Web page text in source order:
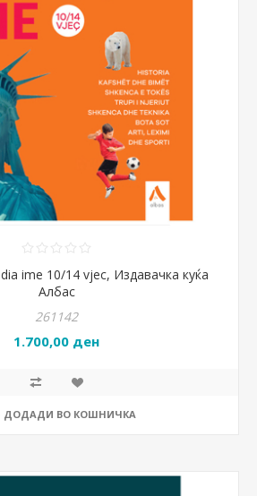
ime 10/14 vjec, Издавачка куќа
Албас
261142
1.700,00 ден
ДОДАДИ ВО КОШНИЧКА